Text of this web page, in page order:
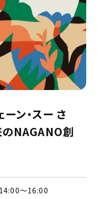
ーン・スー さ
のNAGANO創
〜16:00